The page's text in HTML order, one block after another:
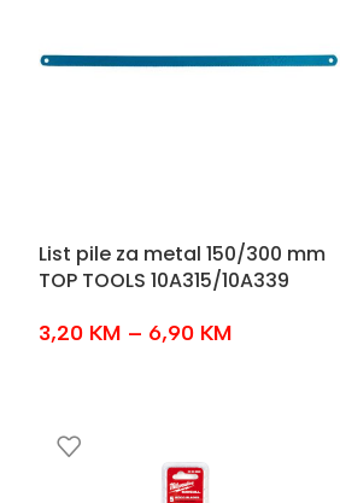
List pile za metal 150/300 mm
TOP TOOLS 10A315/10A339
3,20 KM – 6,90 KM